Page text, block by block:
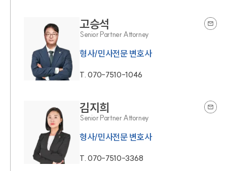
고승석
Senior Partner Attorney
형사/민사전문 변호사
T.070-7510-1046
김지희
Senior Partner Attorney
형사/민사전문 변호사
T.070-7510-3368